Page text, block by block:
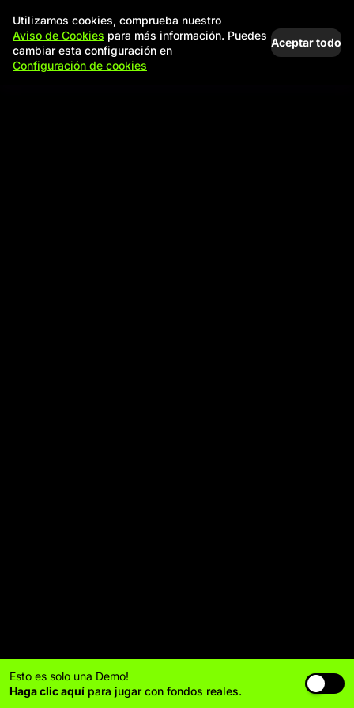
Esto es solo una Demo!
Haga clic aquí para jugar con fondos reales.
Utilizamos cookies, comprueba nuestro
Aviso de Cookies para más información. Puedes
cambiar esta configuración en
Configuración de cookies
Aceptar todo